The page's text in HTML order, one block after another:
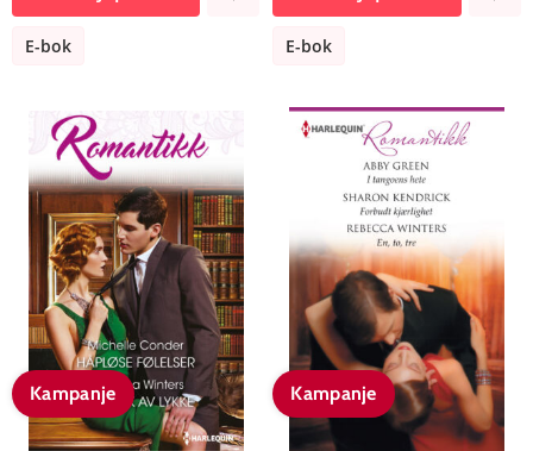
E-bok E-bok
Kampanje Kampanje